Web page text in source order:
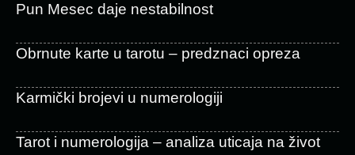
Pun Mesec daje nestabilnost
Obrnute karte u tarotu – predznaci opreza
Karmički brojevi u numerologiji
Tarot i numerologija – analiza uticaja na život